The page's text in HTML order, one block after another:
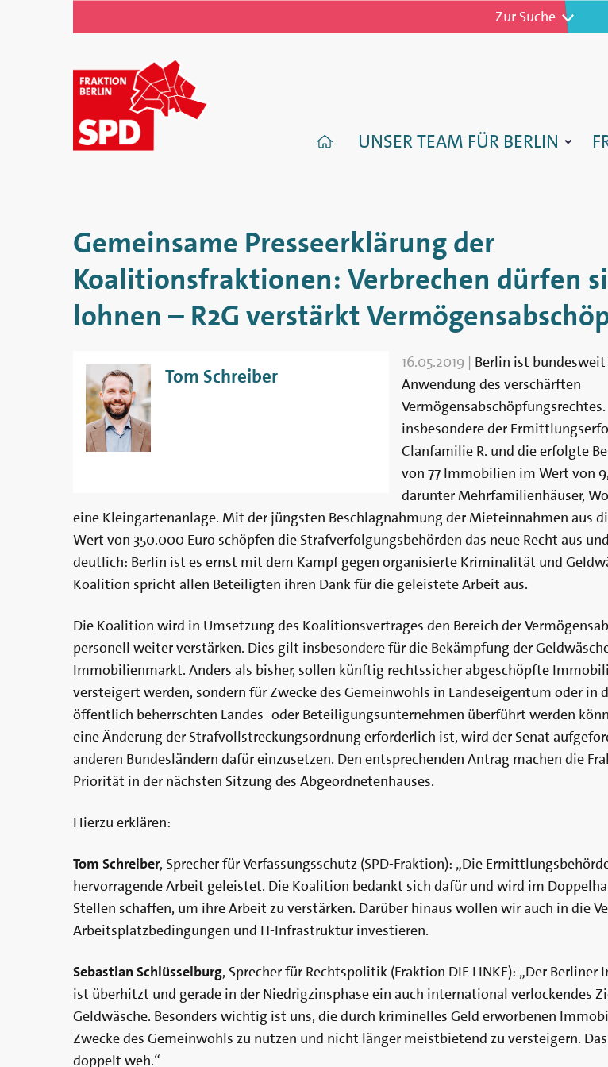
Zur Navigation
Zur Suche
SPD-
Fraktion
im
von
Berlin
STARTSEITE
UNSER TEAM FÜR BERLIN
Gemeinsame Presseerklärung der
Koalitionsfraktionen: Verbrechen dürfen
lohnen – R2G verstärkt
Tom Schreiber
16.05.2019 | Berlin ist
Anwendung des verschärften
insbesondere der
Clanfamilie R. und die erfolgte
von 77 Immobilien im Wert von
darunter Mehrfamilienhäuser,
eine Kleingartenanlage. Mit der jüngsten Beschlagnahmung der Mieteinnahmen aus
Wert von 350.000 Euro schöpfen die Strafverfolgungsbehörden das neue Recht aus
deutlich: Berlin ist es ernst mit dem Kampf gegen organisierte Kriminalität und
Koalition spricht allen Beteiligten ihren Dank für die geleistete Arbeit aus.
Die Koalition wird in Umsetzung des Koalitionsvertrages den Bereich der
personell weiter verstärken. Dies gilt insbesondere für die Bekämpfung der
Immobilienmarkt. Anders als bisher, sollen künftig rechtssicher abgeschöpfte
versteigert werden, sondern für Zwecke des Gemeinwohls in Landeseigentum oder in
öffentlich beherrschten Landes- oder Beteiligungsunternehmen überführt werden
eine Änderung der Strafvollstreckungsordnung erforderlich ist, wird der Senat
anderen Bundesländern dafür einzusetzen. Den entsprechenden Antrag machen die
Priorität in der nächsten Sitzung des Abgeordnetenhauses.
Hierzu erklären:
Tom Schreiber, Sprecher für Verfassungsschutz (SPD-Fraktion): „Die
hervorragende Arbeit geleistet. Die Koalition bedankt sich dafür und wird im
Stellen schaffen, um ihre Arbeit zu verstärken. Darüber hinaus wollen wir auch in die
Arbeitsplatzbedingungen und IT-Infrastruktur investieren.
Sebastian Schlüsselburg, Sprecher für Rechtspolitik (Fraktion DIE LINKE): „Der
ist überhitzt und gerade in der Niedrigzinsphase ein auch international verlockendes
Geldwäsche. Besonders wichtig ist uns, die durch kriminelles Geld erworbenen
Zwecke des Gemeinwohls zu nutzen und nicht länger meistbietend zu versteigern.
doppelt weh.“